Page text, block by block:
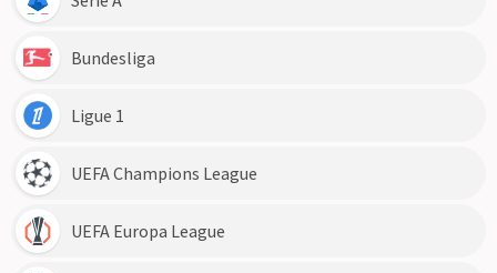
Bundesliga
Ligue 1
UEFA Champions League
UEFA Europa League